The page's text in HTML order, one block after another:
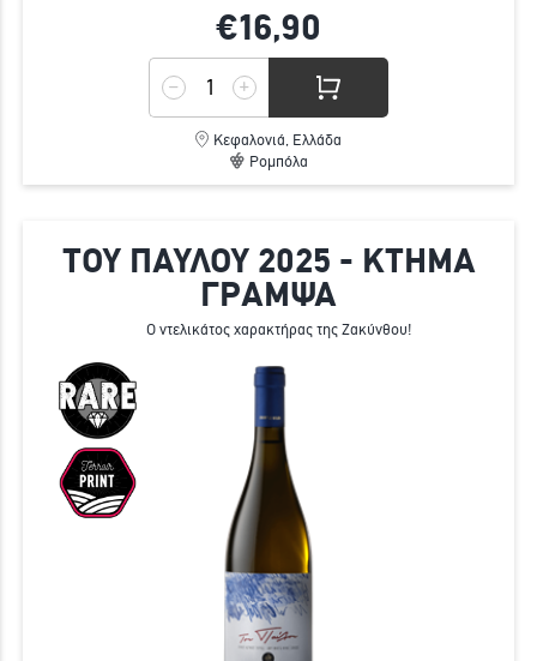
€16,90
Κεφαλονιά, Ελλάδα
Ρομπόλα
ΤΟΥ ΠΑΥΛΟΥ 2025 - ΚΤΗΜΑ
ΓΡΑΜΨΑ
Ο ντελικάτος χαρακτήρας της Ζακύνθου!